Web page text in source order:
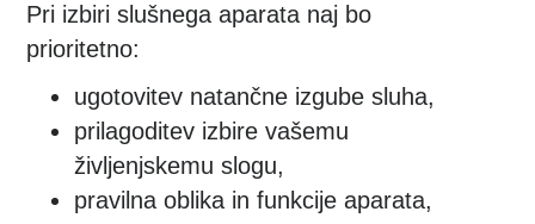
Pri izbiri slušnega aparata naj bo
prioritetno:
ugotovitev natančne izgube sluha,
prilagoditev izbire vašemu
življenjskemu slogu,
pravilna oblika in funkcije aparata,